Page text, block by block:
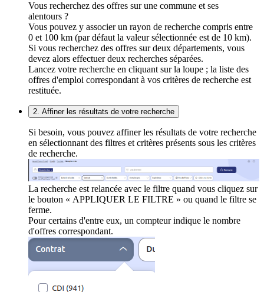
Vous recherchez des offres sur une commune et ses
alentours ?
Vous pouvez y associer un rayon de recherche compris entre
0 et 100 km (par défaut la valeur sélectionnée est de 10 km).
Si vous recherchez des offres sur deux départements, vous
devez alors effectuer deux recherches séparées.
Lancez votre recherche en cliquant sur la loupe ; la liste des
offres d'emploi correspondant à vos critères de recherche est
restituée.
2. Affiner les résultats de votre recherche
Si besoin, vous pouvez affiner les résultats de votre recherche
en sélectionnant des filtres et critères présents sous les critères
de recherche.
La recherche est relancée avec le filtre quand vous cliquez sur
le bouton « APPLIQUER LE FILTRE » ou quand le filtre se
ferme.
Pour certains d'entre eux, un compteur indique le nombre
d'offres correspondant.